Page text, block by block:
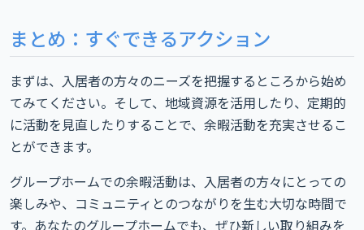
まとめ：すぐできるアクション
まずは、入居者の方々のニーズを把握するところから始め
てみてください。そして、地域資源を活用したり、定期的
に活動を見直したりすることで、余暇活動を充実させるこ
とができます。
グループホームでの余暇活動は、入居者の方々にとっての
楽しみや、コミュニティとのつながりを生む大切な時間で
す。あなたのグループホームでも、ぜひ新しい取り組みを